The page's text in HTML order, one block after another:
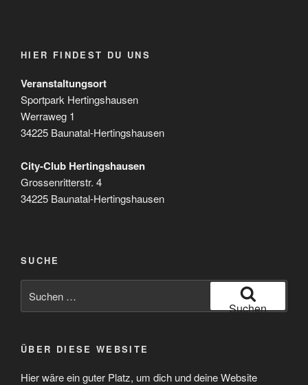
HIER FINDEST DU UNS
Veranstaltungsort
Sportpark Hertingshausen
Werraweg 1
34225 Baunatal-Hertingshausen
City-Club Hertingshausen
Grossenritterstr. 4
34225 Baunatal-Hertingshausen
SUCHE
nach:
Suchen
ÜBER DIESE WEBSITE
Hier wäre ein guter Platz, um dich und deine Website